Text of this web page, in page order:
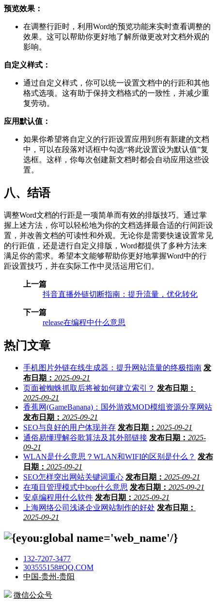
预览效果：
在调整行距时，利用Word的预览功能来实时查看调整的
效果。这可以帮助你更好地了解所做更改对文档外观的
影响。
自定义样式：
通过自定义样式，你可以统一设置文档中的行距和其他
格式选项。这有助于保持文档格式的一致性，并减少重
复劳动。
应用默认值：
如果你希望将自定义的行距设置应用到所有新建的文档
中，可以在段落对话框中勾选“将此设置设为默认值”复
选框。这样，你每次创建新文档时都会自动应用这些设
置。
八、结语
调整Word文档的行距是一项简单而有效的排版技巧。通过掌
握上述方法，你可以轻松地为你的文档选择最合适的行间距设
置，并改善文档的可读性和外观。无论你是需要快速设置常见
的行距值，还是进行自定义排版，Word都提供了多种方法来
满足你的需求。希望本文能够帮助你更好地掌握Word中的行
距设置技巧，并在实际工作中灵活运用它们。
上一篇
抖音直播外链切断指南：提升流量，优化转化
下一篇
release在编程中什么意思
热门文章
手机图片外链在线生成器：提升网站流量的终极指南 发
布日期： 2025-09-21
页面被蜘蛛抓取后将被如何建立索引？ 发布日期：
2025-09-21
香蕉网(GameBanana)：国外游戏MOD模组资源分享网站
发布日期： 2025-09-21
SEO与良好的用户体现并存 发布日期： 2025-09-21
通俗易懂理解谷歌算法及其外部链接 发布日期： 2025-
09-21
WLAN是什么意思？WLAN和WIFI的区别是什么？ 发布
日期： 2025-09-21
SEO怎样突出网站关键词重心 发布日期： 2025-09-21
在项目管理模式中bop什么意思 发布日期： 2025-09-21
安卓编程用什么软件 发布日期： 2025-09-21
上海网络公司浅谈企业网站制作的好处 发布日期：
2025-09-21
132-7207-3477
303555158#QQ.COM
中国-贵州-贵阳
微信公众号